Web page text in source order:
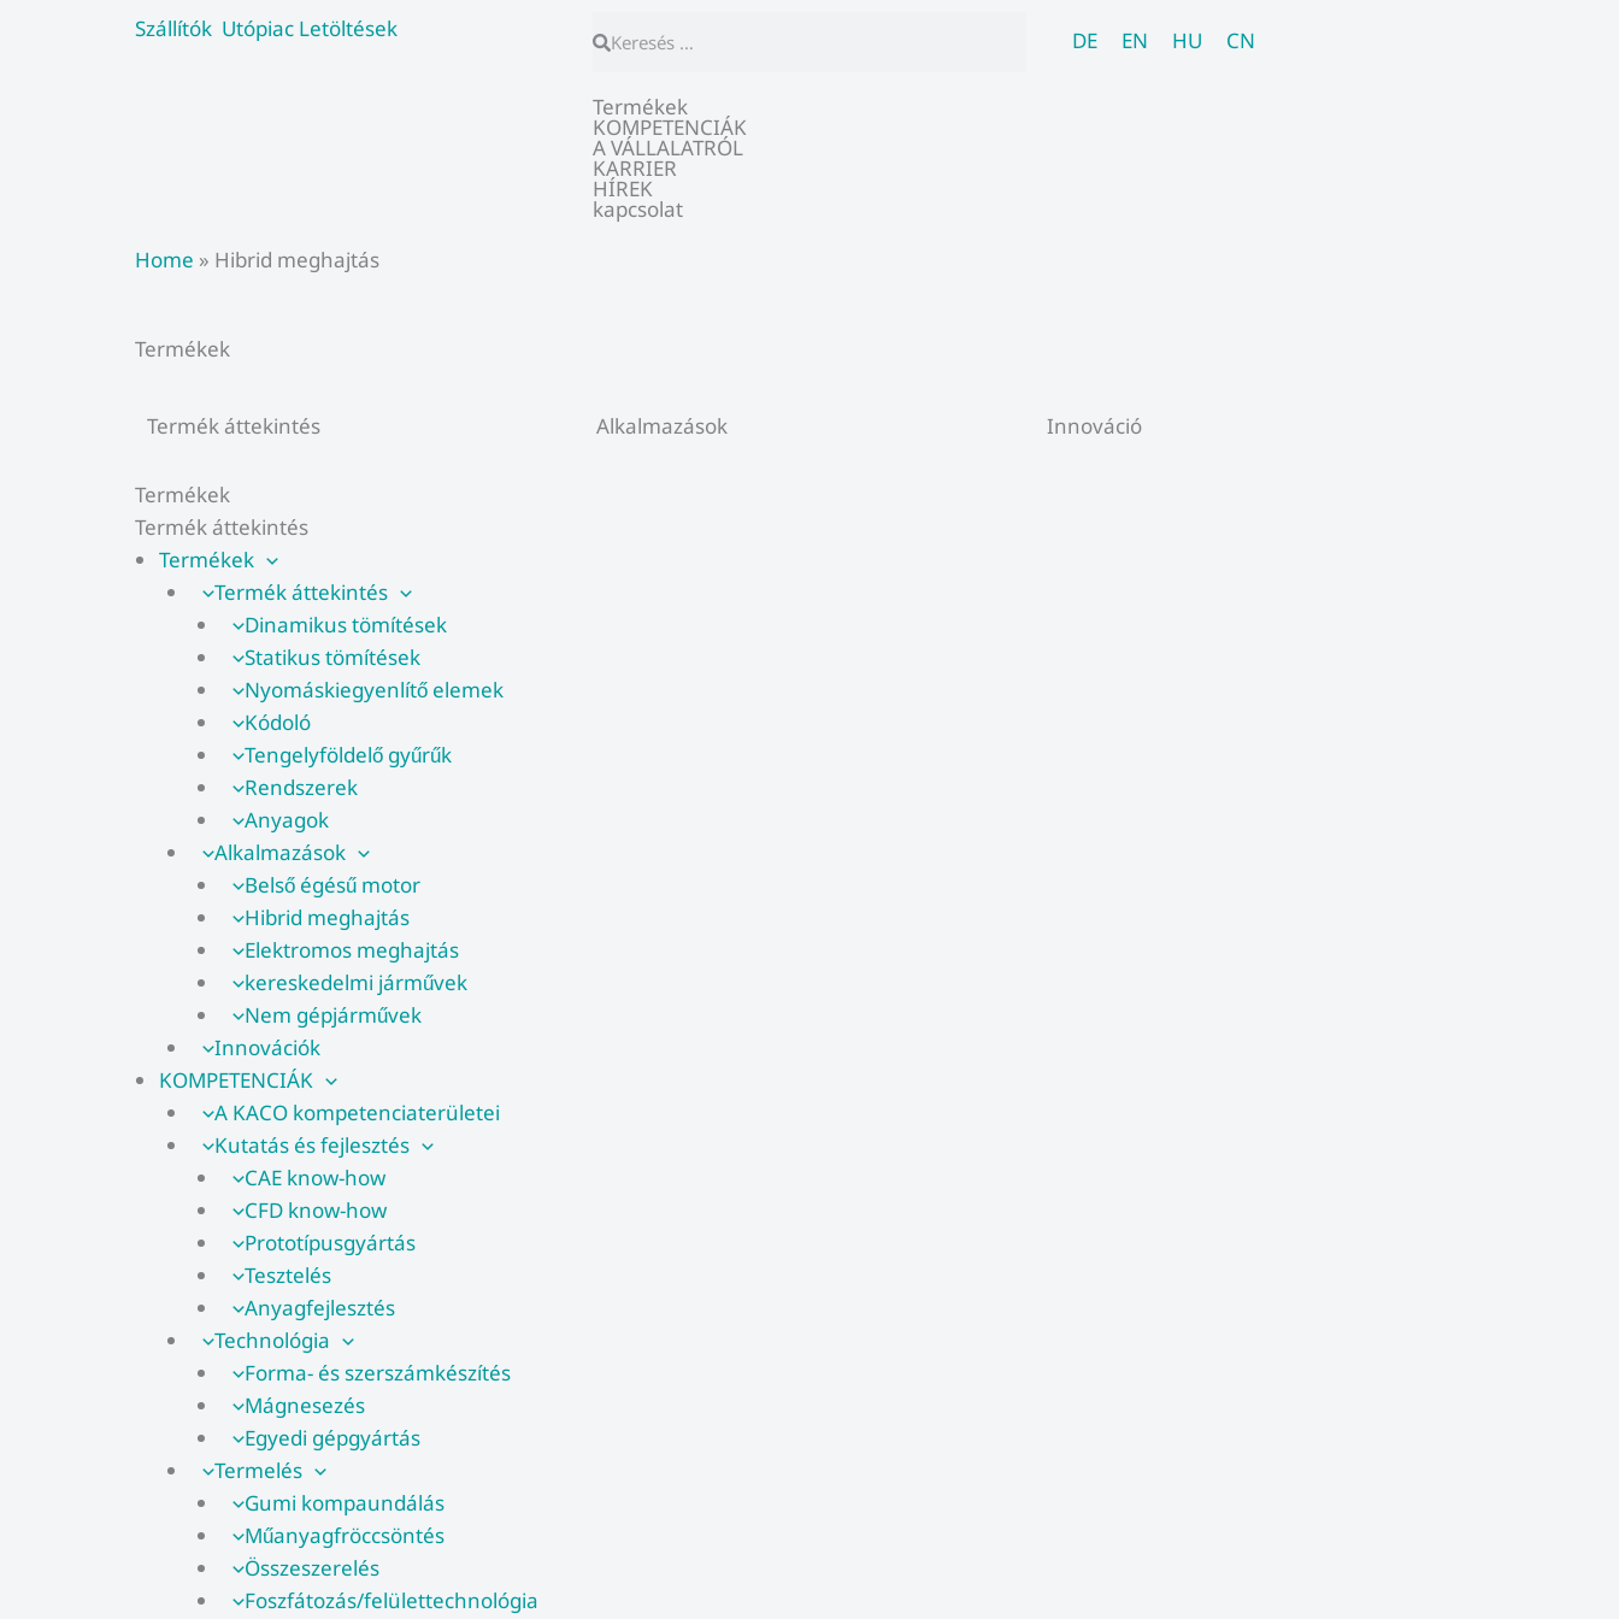
Szállítók Utópiac Letöltések Keresés DE EN HU CN
Termékek
KOMPETENCIÁK
A VÁLLALATRÓL
KARRIER
HÍREK
kapcsolat
Home » Hibrid meghajtás
Termékek
Termék áttekintés Alkalmazások Innováció
Termékek
Termék áttekintés
Termékek
Termék áttekintés
Dinamikus tömítések
Statikus tömítések
Nyomáskiegyenlítő elemek
Kódoló
Tengelyföldelő gyűrűk
Rendszerek
Anyagok
Alkalmazások
Belső égésű motor
Hibrid meghajtás
Elektromos meghajtás
kereskedelmi járművek
Nem gépjárművek
Innovációk
KOMPETENCIÁK
A KACO kompetenciaterületei
Kutatás és fejlesztés
CAE know-how
CFD know-how​
Prototípusgyártás
Tesztelés
Anyagfejlesztés
Technológia
Forma- és szerszámkészítés
Mágnesezés
Egyedi gépgyártás
Termelés
Gumi kompaundálás
Műanyagfröccsöntés
Összeszerelés
Foszfátozás/felülettechnológia